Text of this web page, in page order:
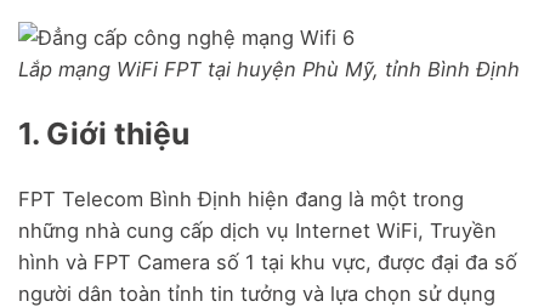
Lắp mạng WiFi FPT tại huyện Phù Mỹ, tỉnh Bình Định
1. Giới thiệu
FPT Telecom Bình Định hiện đang là một trong
những nhà cung cấp dịch vụ Internet WiFi, Truyền
hình và FPT Camera số 1 tại khu vực, được đại đa số
người dân toàn tỉnh tin tưởng và lựa chọn sử dụng